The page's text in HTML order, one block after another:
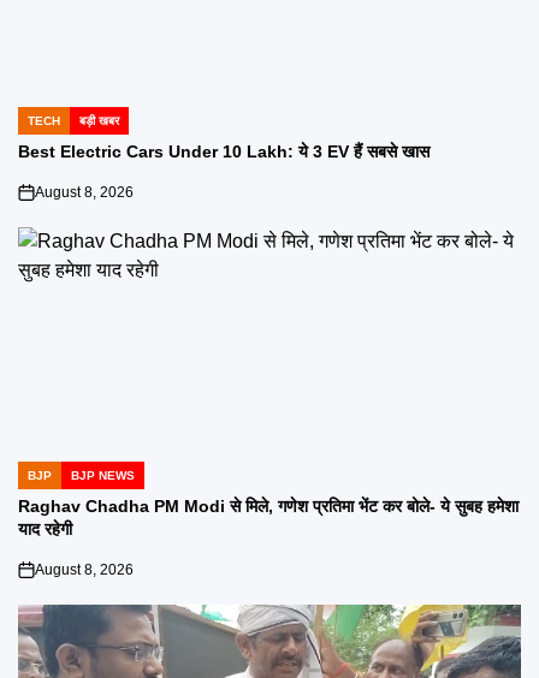
POSTED
IN
TECH बड़ी खबर
Best Electric Cars Under 10 Lakh: ये 3 EV हैं सबसे खास
on
August 8, 2026
POSTED
IN
BJP BJP NEWS
Raghav Chadha PM Modi से मिले, गणेश प्रतिमा भेंट कर बोले- ये सुबह हमेशा
याद रहेगी
on
August 8, 2026